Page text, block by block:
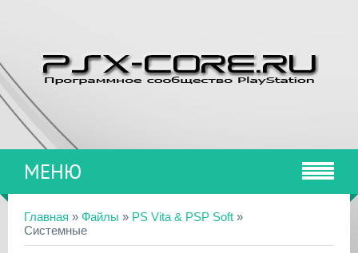
МЕНЮ
Главная » Файлы » PS Vita & PSP Soft »
Системные